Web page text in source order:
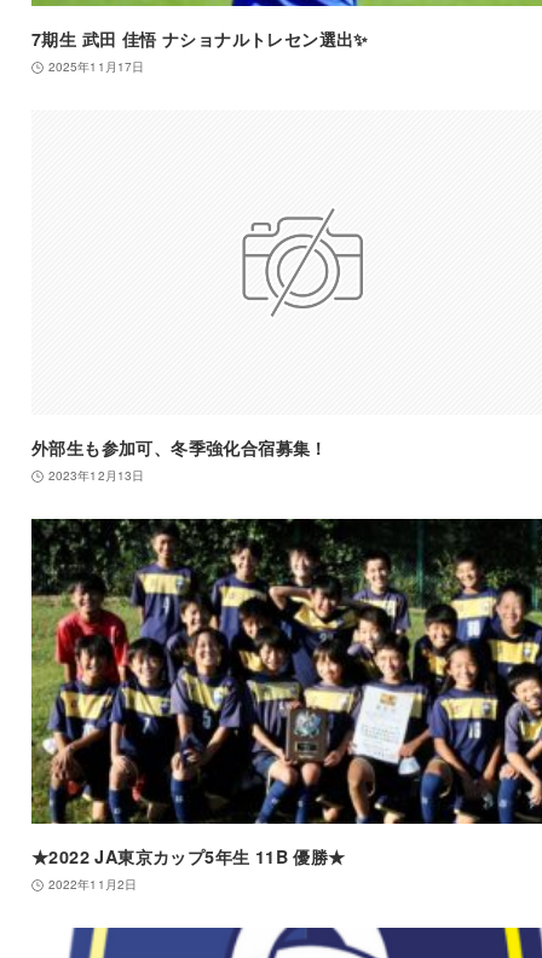
7期生 武田 佳悟 ナショナルトレセン選出✨
2025年11月17日
外部生も参加可、冬季強化合宿募集！
2023年12月13日
★2022 JA東京カップ5年生 11B 優勝★
2022年11月2日